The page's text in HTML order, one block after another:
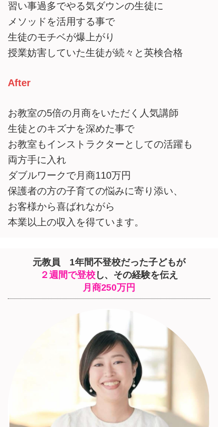
習い事過多でやる気ダウンの生徒に
メソッドを活用する事で
生徒のモチベが爆上がり
授業妨害していた生徒が続々と英検合格
After
お教室の5倍の月商をいただく人気講師
生徒とのキズナを深めた事で
お教室もインストラクターとしての活躍も
両方手に入れ
ダブルワークで月商110万円
保護者の方の子育ての悩みに寄り添い、
お客様から喜ばれながら
本業以上の収入を得ています。
元教員 1年間不登校だった子どもが
２週間で登校し、その経験を伝え
月商250万円